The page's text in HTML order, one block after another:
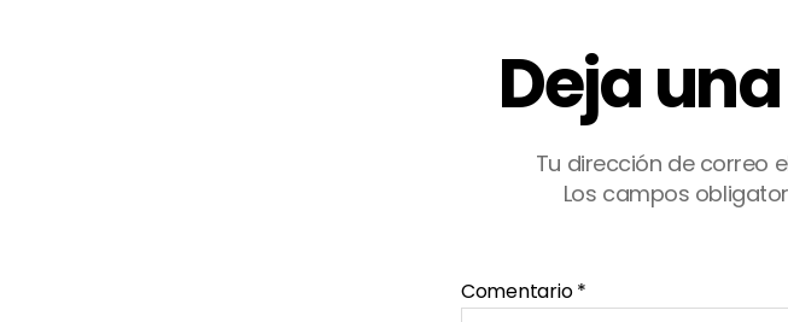
Deja
Tu dirección de correo
Los campos
Comentario*